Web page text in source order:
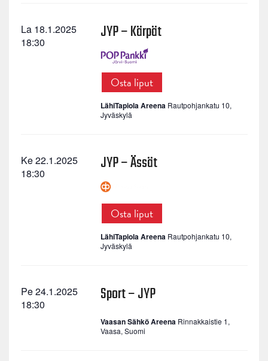
La 18.1.2025
18:30
JYP – Kärpät
Osta liput
LähiTapiola Areena Rautpohjankatu 10,
Jyväskylä
Ke 22.1.2025
18:30
JYP – Ässät
Osta liput
LähiTapiola Areena Rautpohjankatu 10,
Jyväskylä
Pe 24.1.2025
18:30
Sport – JYP
Vaasan Sähkö Areena Rinnakkaistie 1,
Vaasa, Suomi